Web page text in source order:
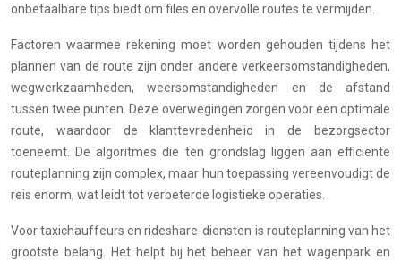
onbetaalbare tips biedt om files en overvolle routes te vermijden.
Factoren waarmee rekening moet worden gehouden tijdens het
plannen van de route zijn onder andere verkeersomstandigheden,
wegwerkzaamheden, weersomstandigheden en de afstand
tussen twee punten. Deze overwegingen zorgen voor een optimale
route, waardoor de klanttevredenheid in de bezorgsector
toeneemt. De algoritmes die ten grondslag liggen aan efficiënte
routeplanning zijn complex, maar hun toepassing vereenvoudigt de
reis enorm, wat leidt tot verbeterde logistieke operaties.
Voor taxichauffeurs en rideshare-diensten is routeplanning van het
grootste belang. Het helpt bij het beheer van het wagenpark en